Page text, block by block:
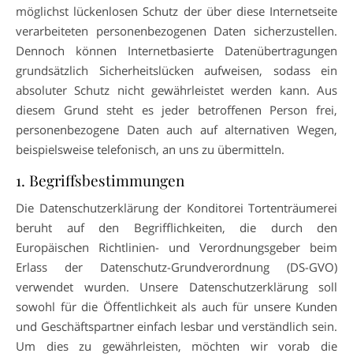
möglichst lückenlosen Schutz der über diese Internetseite
verarbeiteten personenbezogenen Daten sicherzustellen.
Dennoch können Internetbasierte Datenübertragungen
grundsätzlich Sicherheitslücken aufweisen, sodass ein
absoluter Schutz nicht gewährleistet werden kann. Aus
diesem Grund steht es jeder betroffenen Person frei,
personenbezogene Daten auch auf alternativen Wegen,
beispielsweise telefonisch, an uns zu übermitteln.
1. Begriffsbestimmungen
Die Datenschutzerklärung der Konditorei Tortenträumerei
beruht auf den Begrifflichkeiten, die durch den
Europäischen Richtlinien- und Verordnungsgeber beim
Erlass der Datenschutz-Grundverordnung (DS-GVO)
verwendet wurden. Unsere Datenschutzerklärung soll
sowohl für die Öffentlichkeit als auch für unsere Kunden
und Geschäftspartner einfach lesbar und verständlich sein.
Um dies zu gewährleisten, möchten wir vorab die